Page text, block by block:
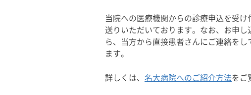
当院への医療機関からの診療申込を受
送りいただいております。なお、お申
ら、当方から直接患者さんにご連絡を
ます。
詳しくは、 名大病院へのご紹介方法をご